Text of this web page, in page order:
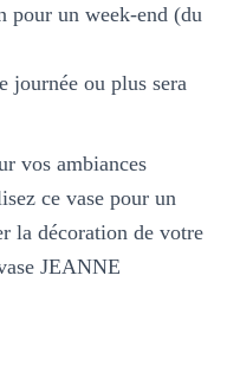
pour un week-end (du
journée ou plus sera
vos ambiances
ce vase pour un
la décoration de votre
JEANNE